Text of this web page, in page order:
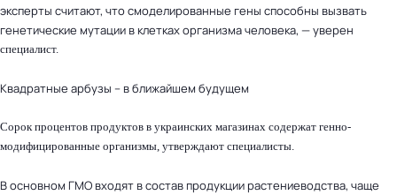
эксперты считают, что смоделированные гены способны вызвать
генетические мутации в клетках организма человека, — уверен
специалист.
Квадратные арбузы – в ближайшем будущем
Сорок процентов продуктов в украинских магазинах содержат генно-
модифицированные организмы, утверждают специалисты.
В основном ГМО входят в состав продукции растениеводства, чаще